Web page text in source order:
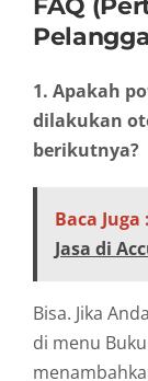
1. Apakah
dilakukan
berikutnya?
Baca Juga :
Jasa di
Bisa. Jika
di menu